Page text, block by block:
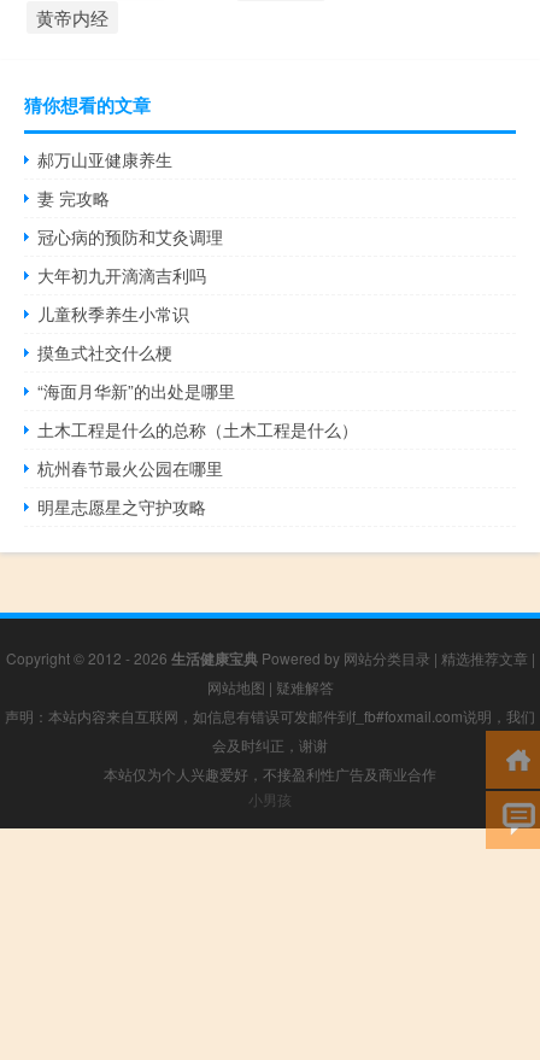
黄帝内经
猜你想看的文章
郝万山亚健康养生
妻 完攻略
冠心病的预防和艾灸调理
大年初九开滴滴吉利吗
儿童秋季养生小常识
摸鱼式社交什么梗
“海面月华新”的出处是哪里
土木工程是什么的总称（土木工程是什么）
杭州春节最火公园在哪里
明星志愿星之守护攻略
Copyright © 2012 - 2026 生活健康宝典Powered by 网站分类目录 | 精选推荐文章 |
网站地图 | 疑难解答
声明：本站内容来自互联网，如信息有错误可发邮件到f_fb#foxmail.com说明，我们
会及时纠正，谢谢
本站仅为个人兴趣爱好，不接盈利性广告及商业合作
小男孩